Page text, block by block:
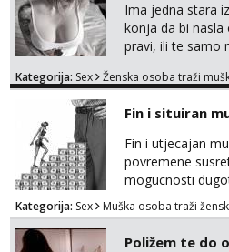
Ima jedna stara
konja da bi nasla
pravi, ili te samo
na sexdater link i
Kategorija: Sex Ženska osoba traži
Fin i situiran
Fin i utjecajan
povremene
mogucnosti
potpora!
Kategorija: Sex Muška osoba traži
Poližem te do